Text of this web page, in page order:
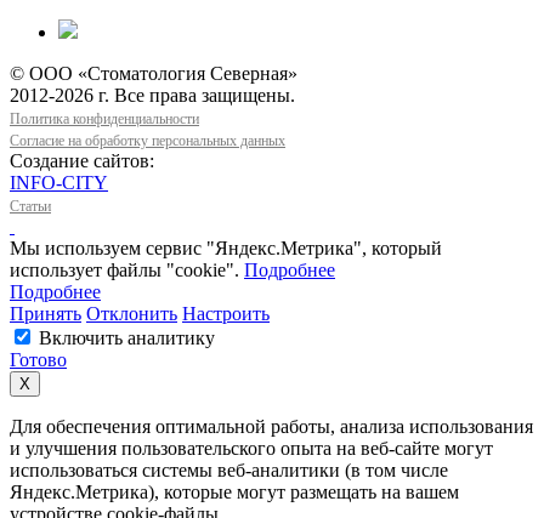
© ООО «Стоматология Северная»
2012-2026 г. Все права защищены.
Политика конфиденциальности
Согласие на обработку персональных данных
Создание сайтов:
INFO-CITY
Статьи
Мы используем сервис "Яндекс.Метрика", который
использует файлы "cookie". Подробнее
Подробнее
Принять Отклонить Настроить
Включить аналитику
Готово
Х
Для обеспечения оптимальной работы, анализа использования
и улучшения пользовательского опыта на веб-сайте могут
использоваться системы веб-аналитики (в том числе
Яндекс.Метрика), которые могут размещать на вашем
устройстве cookie-файлы.